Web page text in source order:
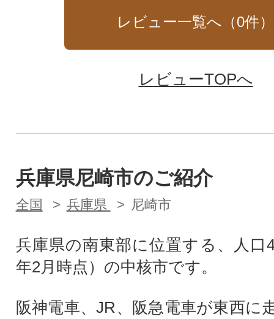
レビュー一覧へ（0件）
レビューTOPへ
兵庫県尼崎市のご紹介
全国 兵庫県 尼崎市
兵庫県の南東部に位置する、人口
年2月時点）の中核市です。
阪神電車、JR、阪急電車が東西に